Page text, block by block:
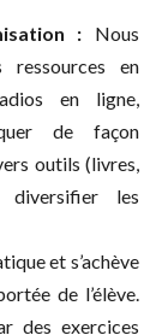
: Nous
ressources en
en ligne,
de façon
outils (livres,
diversifier les
et s’achève
de l’élève.
des exercices